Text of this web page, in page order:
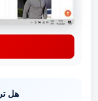
هل